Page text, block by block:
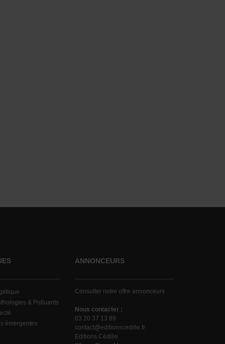
& Polluants
émergentes
ANNONCEURS
Consulter notre offre annonceurs
Nous contacter :
03 20 37 13 89
contact@editionscedille.fr
Editions Cédille